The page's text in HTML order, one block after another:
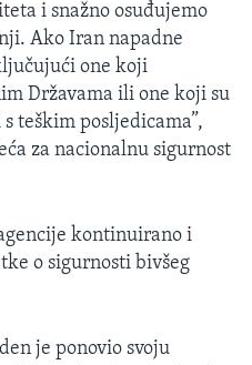
i snažno osuđujemo
Ako Iran napadne
one koji
Državama ili one koji su
teškim posljedicama”,
za nacionalnu sigurnost
kontinuirano i
o sigurnosti bivšeg
je ponovio svoju